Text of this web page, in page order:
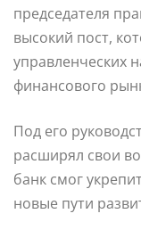
председателя
высокий пост,
управленческих
финансового
Под его
расширял свои
банк смог
новые пути